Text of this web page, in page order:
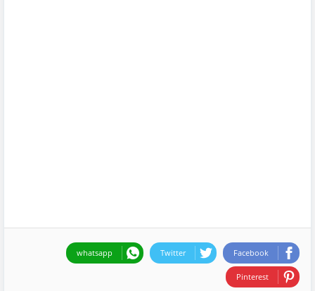
Facebook
Twitter
whatsapp
Pinterest